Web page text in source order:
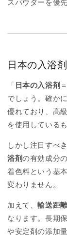
日本の入浴
「 日本の入浴剤
でしょう。確か
優れており、高
を使用している
しかし注目すべ
浴剤の有効成分
着色料という基
変わりません。
加えて、輸送距
なります。長期
や安定剤の添加